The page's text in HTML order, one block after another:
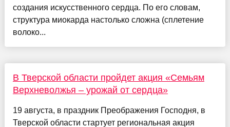
создания искусственного сердца. По его словам,
структура миокарда настолько сложна (сплетение
волоко...
В Тверской области пройдет акция «Семьям
Верхневолжья – урожай от сердца»
19 августа, в праздник Преображения Господня, в
Тверской области стартует региональная акция